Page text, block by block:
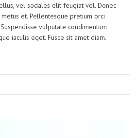
vel sodales elit feugiat vel. Donec
et. Pellentesque pretium orci
vulputate condimentum
iaculis eget. Fusce sit amet diam.